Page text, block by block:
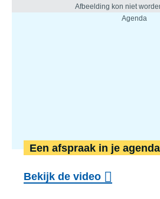
Een afspraak in je
Bekijk de video